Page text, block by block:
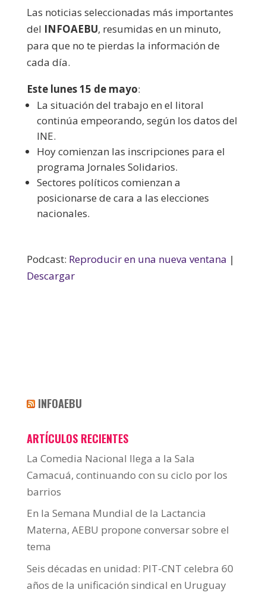
Las noticias seleccionadas más importantes
del INFOAEBU, resumidas en un minuto,
para que no te pierdas la información de
cada día.
Este lunes 15 de mayo:
La situación del trabajo en el litoral
continúa empeorando, según los datos del
INE.
Hoy comienzan las inscripciones para el
programa Jornales Solidarios.
Sectores políticos comienzan a
posicionarse de cara a las elecciones
nacionales.
Podcast: Reproducir en una nueva ventana |
Descargar
INFOAEBU
ARTÍCULOS RECIENTES
La Comedia Nacional llega a la Sala
Camacuá, continuando con su ciclo por los
barrios
En la Semana Mundial de la Lactancia
Materna, AEBU propone conversar sobre el
tema
Seis décadas en unidad: PIT-CNT celebra 60
años de la unificación sindical en Uruguay